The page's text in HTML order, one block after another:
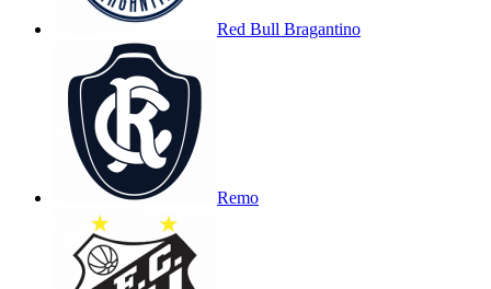
Red Bull Bragantino
Remo